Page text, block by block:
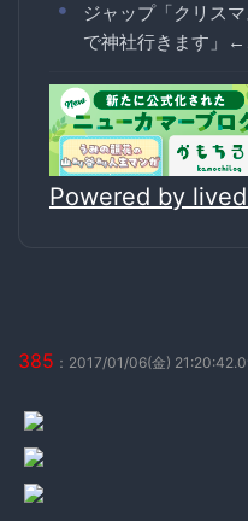
ジャップ「クリス
で神社行きます」
Powered by
385 ：2017/01/06(金)